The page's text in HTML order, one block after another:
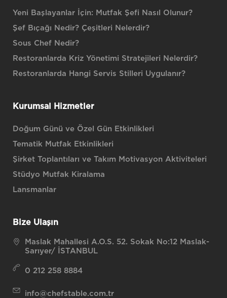
Yeni Başlayanlar İçin: Mutfak Şefi Nasıl Olunur?
Şef Bıçağı Nedir? Çeşitleri Nelerdir?
Sous Chef Nedir?
Restoranlarda Kriz Yönetimi Stratejileri Nelerdir?
Restoranlarda Hangi Servis Stilleri Uygulanır?
Kurumsal Hizmetler
Doğum Günü ve Özel Gün Etkinlikleri
Tematik Mutfak Etkinlikleri
Şirket Toplantıları ve Takım Motivasyon Aktiviteleri
Stüdyo Mutfak Kiralama
Lansmanlar
Bize Ulaşın
Maslak Mahallesi A.O.S. 52. Sokak No:12 Maslak-
Sarıyer/ İSTANBUL
0 212 258 8884
info@chefstable.com.tr